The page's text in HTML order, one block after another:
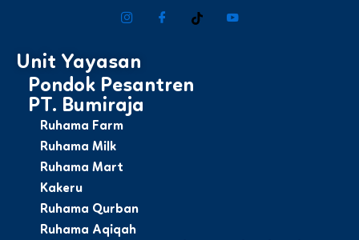
Unit Yayasan
Pondok Pesantren
PT. Bumiraja
Ruhama Farm
Ruhama Milk
Ruhama Mart
Kakeru
Ruhama Qurban
Ruhama Aqiqah